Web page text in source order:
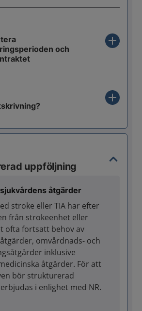
och
uppföljning
åtgärder
stroke eller TIA har efter
från strokeenhet eller
ofta fortsatt behov av
omvårdnads- och
inklusive
åtgärder. För att
bör strukturerad
i enlighet med NR.